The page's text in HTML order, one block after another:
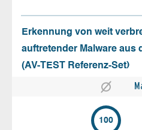
Erkennung von weit
auftretender Malware aus
(AV-TEST Referenz-Set)
100